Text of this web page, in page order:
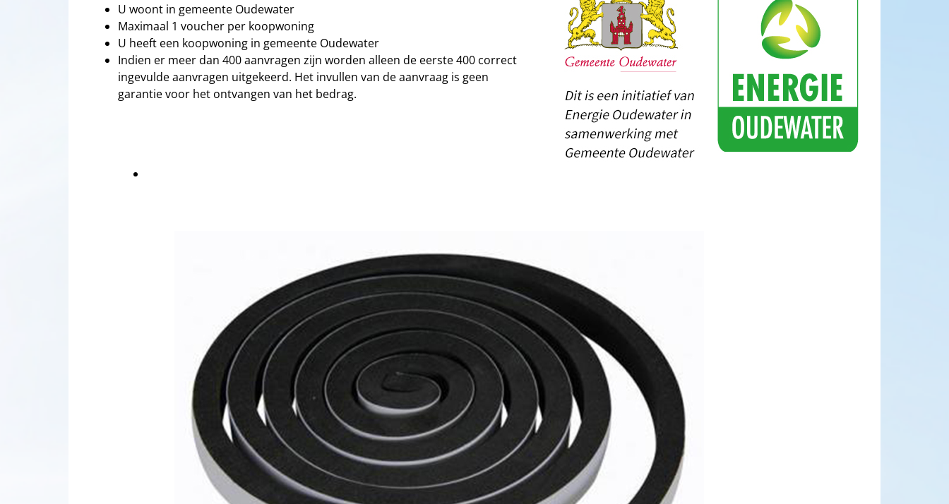
U woont in gemeente Oudewater
Maximaal 1 voucher per koopwoning
U heeft een koopwoning in gemeente Oudewater
Indien er meer dan 400 aanvragen zijn worden alleen de eerste 400 correct
ingevulde aanvragen uitgekeerd. Het invullen van de aanvraag is geen
garantie voor het ontvangen van het bedrag.